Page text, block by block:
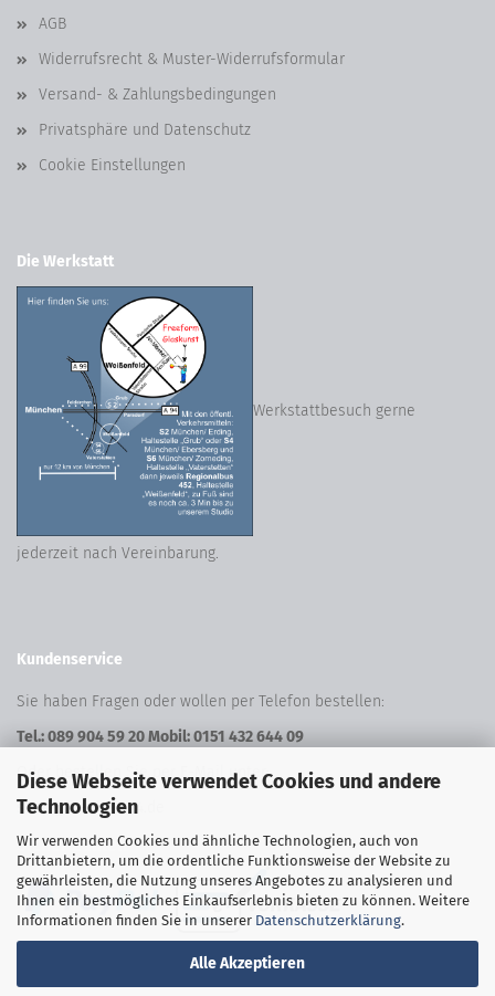
Diese Webseite verwendet Cookies und andere
Technologien
Wir verwenden Cookies und ähnliche Technologien, auch von
Drittanbietern, um die ordentliche Funktionsweise der Website zu
gewährleisten, die Nutzung unseres Angebotes zu analysieren und
Ihnen ein bestmögliches Einkaufserlebnis bieten zu können. Weitere
Informationen finden Sie in unserer Datenschutzerklärung.
Alle Akzeptieren
AGB
Widerrufsrecht & Muster-Widerrufsformular
Versand- & Zahlungsbedingungen
Privatsphäre und Datenschutz
Cookie Einstellungen
Die Werkstatt
Werkstattbesuch gerne
jederzeit nach Vereinbarung.
Kundenservice
Sie haben Fragen oder wollen per Telefon bestellen:
Tel.: 089 904 59 20 Mobil: 0151 432 644 09
Oder bestellen Sie per E-Mail unter:
shop@freeform24.de
Sicher Zahlen